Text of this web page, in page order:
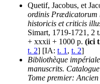
Quetif, Jacobus, et
ordinis Prædicatorum
historicis et criticis
Simart, 1719-1721,
+ xxxii + 1000 p. (ici
t. 2] [IA: t. 1 , t. 2]
Bibliothèque
manuscrits.
Tome premier: Ancien